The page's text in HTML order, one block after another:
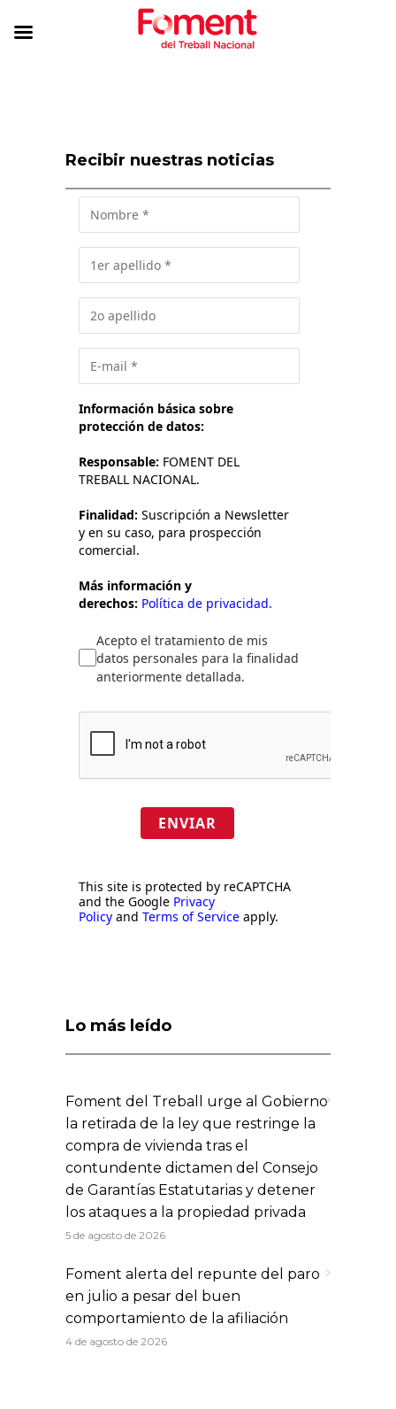
Recibir nuestras noticias
Información básica sobre
protección de datos:
Responsable: FOMENT DEL
TREBALL NACIONAL.
Finalidad: Suscripción a Newsletter
y en su caso, para prospección
comercial.
Más información y
derechos: Política de privacidad.
Acepto el tratamiento de mis
datos personales para la finalidad
anteriormente detallada.
ENVIAR
This site is protected by reCAPTCHA
and the Google Privacy
Policy and Terms of Service apply.
Lo más leído
Foment del Treball urge al Gobierno
la retirada de la ley que restringe la
compra de vivienda tras el
contundente dictamen del Consejo
de Garantías Estatutarias y detener
los ataques a la propiedad privada
5 de agosto de 2026
Foment alerta del repunte del paro
en julio a pesar del buen
comportamiento de la afiliación
4 de agosto de 2026